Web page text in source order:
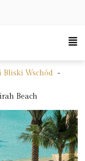
Bliski Wschód
Beach